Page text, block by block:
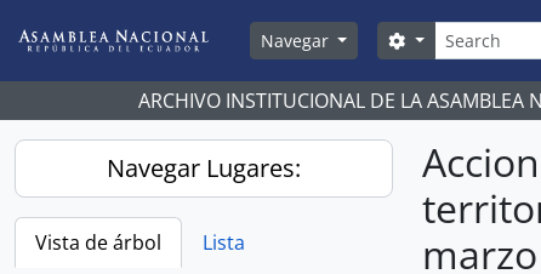
Navegar
Búsqueda
Search options
ARCHIVO INSTITUCIONAL DE LA ASAMBLEA
Navegar Lugares:
Vista de árbol
Lista